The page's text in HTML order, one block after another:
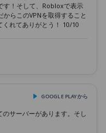
す！そして、Robloxで表示
らこのVPNを取得すること
くれてありがとう！ 10/10
GOOGLE PLAYから
サーバーがあります。そし